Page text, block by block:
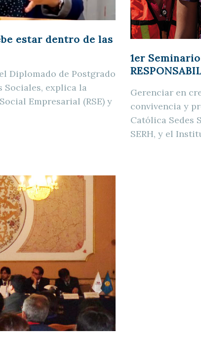
estar dentro de las
Diplomado de Postgrado
Sociales, explica la
Empresarial (RSE) y
1er
Gerenciar en
convivencia y
Católica Sedes
SERH, y el